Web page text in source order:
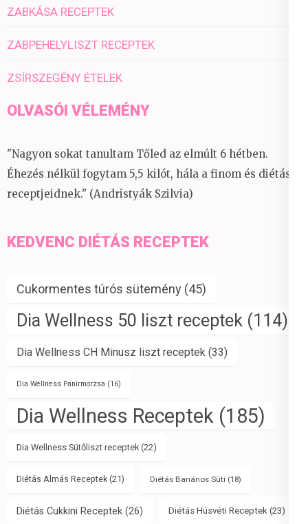
ZABKÁSA RECEPTEK
ZABPEHELYLISZT RECEPTEK
ZSÍRSZEGÉNY ÉTELEK
OLVASÓI VÉLEMÉNY
"Nagyon sokat tanultam Tőled az elmúlt 6 hétben.
Éhezés nélkül fogytam 5,5 kilót, hála a finom és diétás
receptjeidnek." (Andristyák Szilvia)
KEDVENC DIÉTÁS RECEPTEK
Cukormentes túrós sütemény (45)
Dia Wellness 50 liszt receptek (114)
Dia Wellness CH Minusz liszt receptek (33)
Dia Wellness Panírmorzsa (16)
Dia Wellness Receptek (185)
Dia Wellness Sütőliszt receptek(22)
Diétás Almás Receptek (21) Diétás Banános Süti (18)
Diétás Cukkini Receptek (26) Diétás Húsvéti Receptek (23)